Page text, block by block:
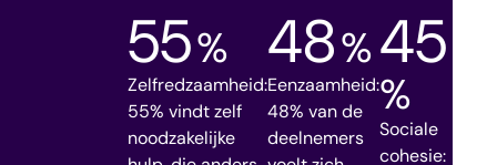
55%
Zelfredzaamheid:
55% vindt zelf
noodzakelijke
48%
Eenzaamheid:
48% van de
deelnemers
45
%
Sociale
cohesie: